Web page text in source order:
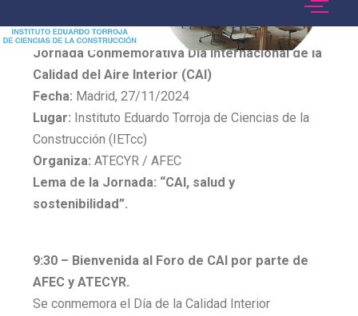
Jornada Conmemorativa Día Internacional de la
Calidad del Aire Interior (CAI)
Fecha: Madrid, 27/11/2024
Lugar: Instituto Eduardo Torroja de Ciencias de la
Construcción (IETcc)
Organiza: ATECYR / AFEC
Lema de la Jornada: “CAI, salud y
sostenibilidad”.
9:30 – Bienvenida al Foro de CAI por parte de
AFEC y ATECYR.
Se conmemora el Día de la Calidad Interior